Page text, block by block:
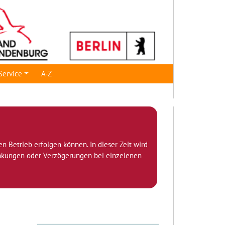
A-Z
Betrieb erfolgen können. In dieser Zeit wird
oder Verzögerungen bei einzelenen